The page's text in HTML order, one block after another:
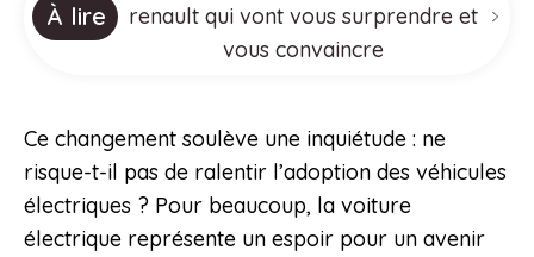
À lire
renault qui vont vous surprendre et
vous convaincre
Ce changement soulève une inquiétude : ne
risque-t-il pas de ralentir l’adoption des véhicules
électriques ? Pour beaucoup, la voiture
électrique représente un espoir pour un avenir